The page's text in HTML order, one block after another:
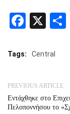
X
Tags: Central
PREVIOUS ARTICLE
Εντάχθηκε στο
Πελοποννήσου το